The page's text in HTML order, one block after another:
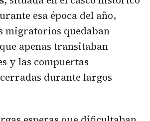
esa época del año,
migratorios quedaban
apenas transitaban
y las compuertas
durante largos